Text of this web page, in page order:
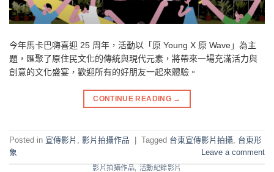
今年馬卡巴嗨喜迎 25 周年，活動以「原 Young X 原 Wave」為主
題，匯聚了原住民文化的傳統與現代元素，將帶來一場充滿活力與
創意的文化盛宴，歡迎所有的好朋友一起來體驗。
CONTINUE READING →
Posted in 宣傳影片 , 影片拍攝作品 Tagged 台東宣傳影片拍攝, 台東形
象
Leave a comment
影片拍攝作品 活動紀錄影片